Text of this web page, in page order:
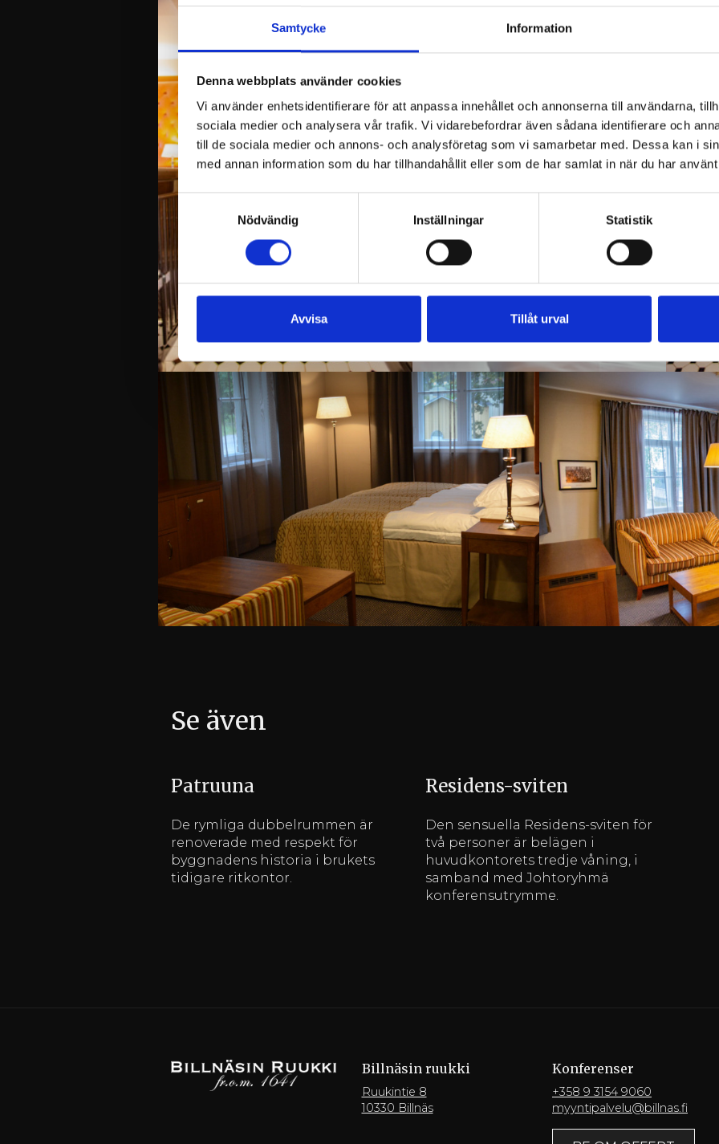
Samtycke Information
Denna webbplats använder cookies
Vi använder enhetsidentifierare för att anpassa innehållet och annonserna till användarna,
sociala medier och analysera vår trafik. Vi vidarebefordrar även sådana identifierare och
till de sociala medier och annons- och analysföretag som vi samarbetar med. Dessa kan i
med annan information som du har tillhandahållit eller som de har samlat in när du har
Nödvändig
Inställningar Statistik
Avvisa Tillåt urval
Se även
Patruuna
De rymliga dubbelrummen är
renoverade med respekt för
byggnadens historia i brukets
tidigare ritkontor.
Residens-sviten
Den sensuella Residens-sviten för
två personer är belägen i
huvudkontorets tredje våning, i
samband med Johtoryhmä
konferensutrymme.
Billnäsin ruukki
Ruukintie 8
10330 Billnäs
Konferenser
+358 9 3154 9060
myyntipalvelu@billnas.fi